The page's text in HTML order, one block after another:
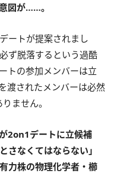
図が……。
ートが提案されまし
ず脱落するという過酷
トの参加メンバーは立
渡されたメンバーは必然
ません。
2on1デートに立候補
さなくてはならない」
力株の物理化学者・櫛